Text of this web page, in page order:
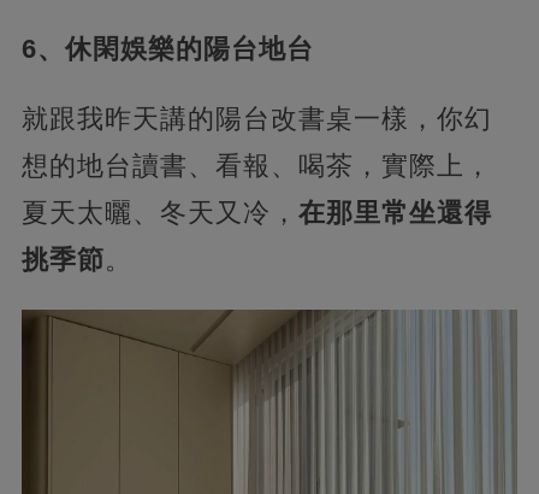
6、休閑娛樂的陽台地台
就跟我昨天講的陽台改書桌一樣，你幻
想的地台讀書、看報、喝茶，實際上，
夏天太曬、冬天又冷， 在那里常坐還得
挑季節。